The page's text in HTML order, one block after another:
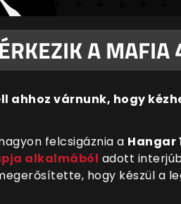
A MAFIA
ahhoz várnunk, hogy
felcsigáznia a Hangar
alkalmából adott
hogy készül a